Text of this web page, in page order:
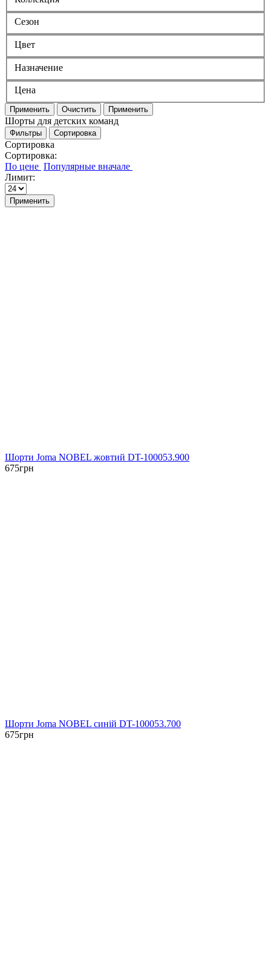
Сезон
Цвет
Назначение
Цена
Применить Очистить Применить
Шорты для детских команд
Фильтры Сортировка
Сортировка
Сортировка:
Лимит:
Применить
Шорти Joma NOBEL жовтий DT-100053.900
675грн
Шорти Joma NOBEL синій DT-100053.700
675грн